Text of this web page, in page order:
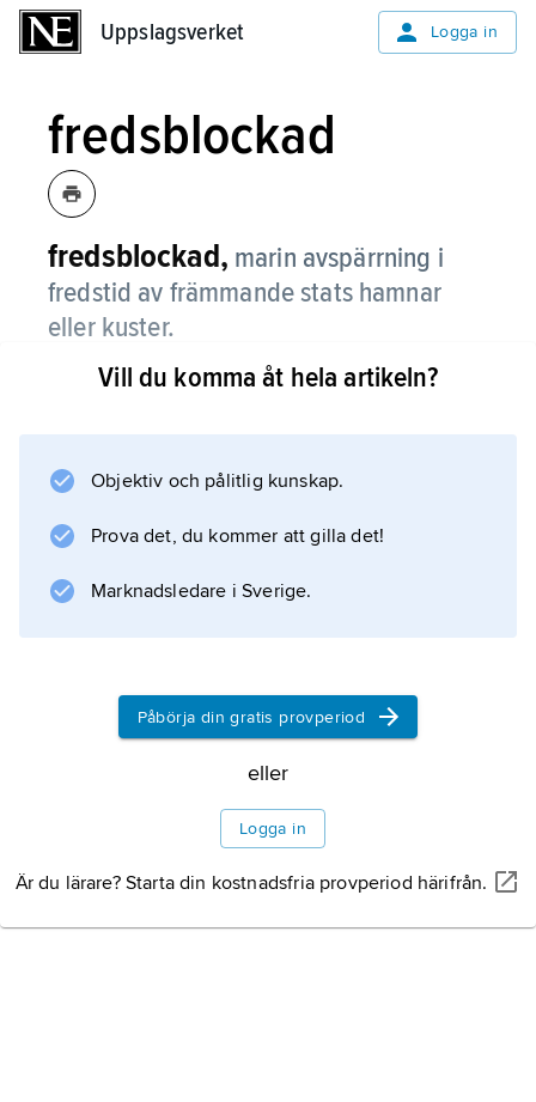
Uppslagsverket Logga in
fredsblockad
fredsblockad, marin avspärrning i
fredstid av främmande stats hamnar
eller kuster.
Syftet kan vara att utöva påtryckning mot en
blockad av Venezuela 1902 (med deltagande
framtvinga ekonomisk kompensation till egna
medborgare som lidit skada under
inbördeskrigen samt USA:s blockad av Kuba
Information om artikeln
Vill du komma åt hela artikeln?
Objektiv och pålitlig kunskap.
Prova det, du kommer att gilla det!
Marknadsledare i Sverige.
Påbörja din gratis provperiod
eller
Logga in
Är du lärare? Starta din kostnadsfria provperiod härifrån.